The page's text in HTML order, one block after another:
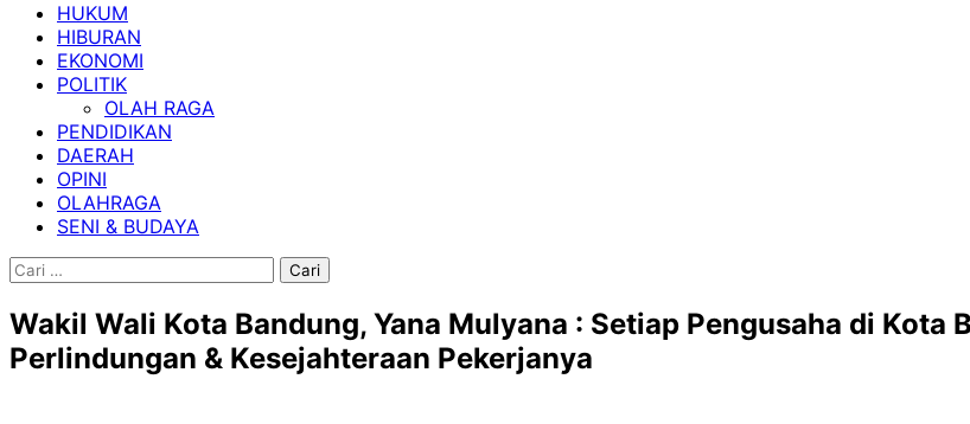
HUKUM
HIBURAN
EKONOMI
POLITIK
OLAH RAGA
PENDIDIKAN
DAERAH
OPINI
OLAHRAGA
SENI & BUDAYA
Cari
Wakil Wali Kota Bandung, Yana Mulyana : Setiap Pengusaha di Kota
Perlindungan & Kesejahteraan Pekerjanya